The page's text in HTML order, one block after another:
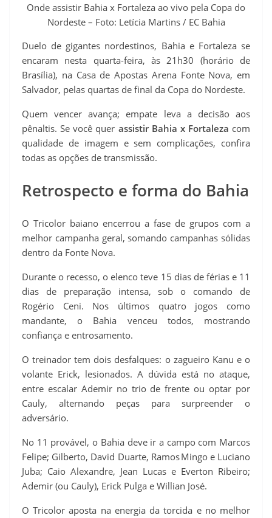
t
Onde assistir Bahia x Fortaleza ao vivo pela Copa do
Nordeste – Foto: Letícia Martins / EC Bahia
Duelo de gigantes nordestinos, Bahia e Fortaleza se
encaram nesta quarta-feira, às 21h30 (horário de
Brasília), na Casa de Apostas Arena Fonte Nova, em
Salvador, pelas quartas de final da Copa do Nordeste.
Quem vencer avança; empate leva a decisão aos
pênaltis. Se você quer assistir Bahia x Fortaleza com
qualidade de imagem e sem complicações, confira
todas as opções de transmissão.
Retrospecto e forma do Bahia
O Tricolor baiano encerrou a fase de grupos com a
melhor campanha geral, somando campanhas sólidas
dentro da Fonte Nova.
Durante o recesso, o elenco teve 15 dias de férias e 11
dias de preparação intensa, sob o comando de
Rogério Ceni. Nos últimos quatro jogos como
mandante, o Bahia venceu todos, mostrando
confiança e entrosamento.
O treinador tem dois desfalques: o zagueiro Kanu e o
volante Erick, lesionados. A dúvida está no ataque,
entre escalar Ademir no trio de frente ou optar por
Cauly, alternando peças para surpreender o
adversário.
No 11 provável, o Bahia deve ir a campo com Marcos
Felipe; Gilberto, David Duarte, Ramos Mingo e Luciano
Juba; Caio Alexandre, Jean Lucas e Everton Ribeiro;
Ademir (ou Cauly), Erick Pulga e Willian José.
O Tricolor aposta na energia da torcida e no melhor